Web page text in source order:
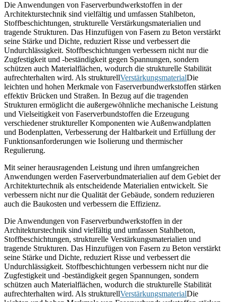
Die Anwendungen von Faserverbundwerkstoffen in der
Architekturstechnik sind vielfältig und umfassen Stahlbeton,
Stoffbeschichtungen, strukturelle Verstärkungsmaterialien und
tragende Strukturen. Das Hinzufügen von Fasern zu Beton verstärkt
seine Stärke und Dichte, reduziert Risse und verbessert die
Undurchlässigkeit. Stoffbeschichtungen verbessern nicht nur die
Zugfestigkeit und -beständigkeit gegen Spannungen, sondern
schützen auch Materialflächen, wodurch die strukturelle Stabilität
aufrechterhalten wird. Als strukturellVerstärkungsmaterialDie
leichten und hohen Merkmale von Faserverbundwerkstoffen stärken
effektiv Brücken und Straßen. In Bezug auf die tragenden
Strukturen ermöglicht die außergewöhnliche mechanische Leistung
und Vielseitigkeit von Faserverbundstoffen die Erzeugung
verschiedener struktureller Komponenten wie Außenwandplatten
und Bodenplatten, Verbesserung der Haltbarkeit und Erfüllung der
Funktionsanforderungen wie Isolierung und thermischer
Regulierung.
Mit seiner herausragenden Leistung und ihren umfangreichen
Anwendungen werden Faserverbundmaterialien auf dem Gebiet der
Architekturtechnik als entscheidende Materialien entwickelt. Sie
verbessern nicht nur die Qualität der Gebäude, sondern reduzieren
auch die Baukosten und verbessern die Effizienz.
Die Anwendungen von Faserverbundwerkstoffen in der
Architekturstechnik sind vielfältig und umfassen Stahlbeton,
Stoffbeschichtungen, strukturelle Verstärkungsmaterialien und
tragende Strukturen. Das Hinzufügen von Fasern zu Beton verstärkt
seine Stärke und Dichte, reduziert Risse und verbessert die
Undurchlässigkeit. Stoffbeschichtungen verbessern nicht nur die
Zugfestigkeit und -beständigkeit gegen Spannungen, sondern
schützen auch Materialflächen, wodurch die strukturelle Stabilität
aufrechterhalten wird. Als strukturellVerstärkungsmaterialDie